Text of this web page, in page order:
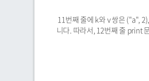
11번째 줄에 k와 v 쌍은 ("a",
니다. 따라서, 12번째 줄 print